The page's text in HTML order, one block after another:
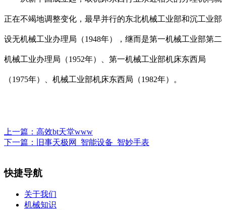
正在不竭地调整变化，最早并行的东北机械工业部和沉工业部
设无机械工业办理局（1948年），继而是第一机械工业部第二
机械工业办理局（1952年）、第一机械工业部机床东西局
（1975年）、机械工业部机床东西局（1982年）。
上一篇： 高效bt天堂www
下一篇：
旧事天极网_智能设备_智妙手表
快捷导航
关于我们
机械知识